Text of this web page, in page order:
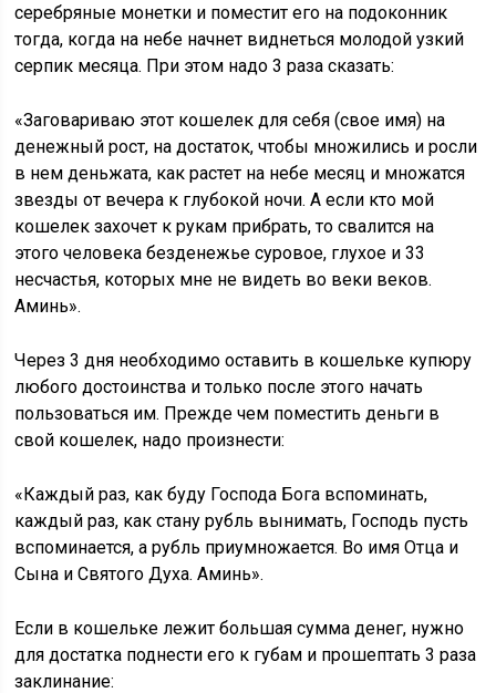
серебряные монетки и поместит его на подоконник
тогда, когда на небе начнет виднеться молодой узкий
серпик месяца. При этом надо 3 раза сказать:
«Заговариваю этот кошелек для себя (свое имя) на
денежный рост, на достаток, чтобы множились и росли
в нем деньжата, как растет на небе месяц и множатся
звезды от вечера к глубокой ночи. А если кто мой
кошелек захочет к рукам прибрать, то свалится на
этого человека безденежье суровое, глухое и 33
несчастья, которых мне не видеть во веки веков.
Аминь».
Через 3 дня необходимо оставить в кошельке купюру
любого достоинства и только после этого начать
пользоваться им. Прежде чем поместить деньги в
свой кошелек, надо произнести:
«Каждый раз, как буду Господа Бога вспоминать,
каждый раз, как стану рубль вынимать, Господь пусть
вспоминается, а рубль приумножается. Во имя Отца и
Сына и Святого Духа. Аминь».
Если в кошельке лежит большая сумма денег, нужно
для достатка поднести его к губам и прошептать 3 раза
заклинание: